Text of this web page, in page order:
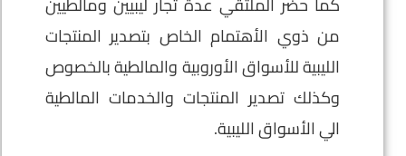
من ذوي الأهتمام الخاص بتصدير المنتجات
الليبية للأسواق الأوروبية والمالطية بالخصوص
وكذلك تصدير المنتجات والخدمات المالطية
الي الأسواق الليبية.